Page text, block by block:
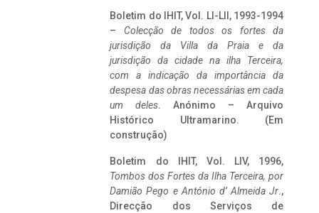
Boletim do IHIT, Vol. LI-LII, 1993-1994
– Colecção de todos os fortes da
jurisdição da Villa da Praia e da
jurisdição da cidade na ilha Terceira,
com a indicação da importância da
despesa das obras necessárias em cada
um deles. Anónimo – Arquivo
Histórico Ultramarino. (Em
construção)
Boletim do IHIT, Vol. LIV, 1996,
Tombos dos Fortes da Ilha Terceira, por
Damião Pego e António d’ Almeida Jr.,
Direcção dos Serviços de